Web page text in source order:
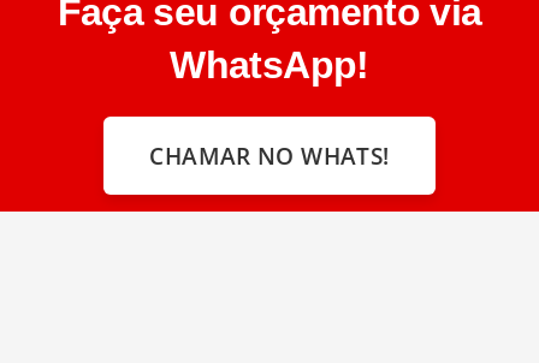
Faça seu orçamento via
WhatsApp!
CHAMAR NO WHATS!